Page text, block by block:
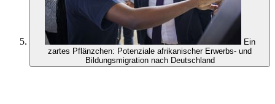
Ein
zartes Pflänzchen: Potenziale afrikanischer Erwerbs- und
Bildungsmigration nach Deutschland